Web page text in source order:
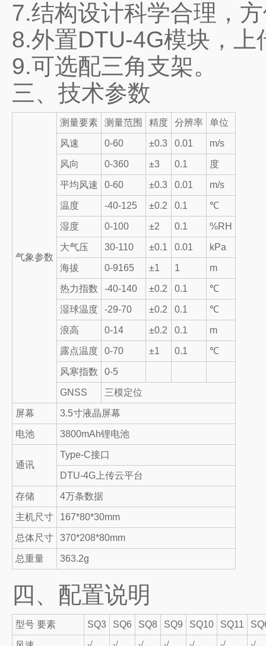
7.结构设计科学合理，
8.外置DTU-4G模块，
9.可选配三角支架。
三、技术参数
气象参数
测量要素 测量范围 精度 分辨率 单位
风速 0-60 ±0.3 0.01 m/s
风向 0-360 ±3 0.1 度
平均风速 0-60 ±0.3 0.01 m/s
温度 -40-125 ±0.2 0.1 ℃
湿度 0-100 ±2 0.1 %RH
大气压 30-110 ±0.1 0.01 kPa
海拔 0-9165 ±1 1 m
热力指数 -40-140 ±0.2 0.1 ℃
湿球温度 -29-70 ±0.2 0.1 ℃
浪高 0-14 ±0.2 0.1 m
露点温度 0-70 ±1 0.1 ℃
风寒指数 0-5
GNSS 三模定位
屏幕 3.5寸液晶屏幕
电池 3800mAh锂电池
通讯
Type-C接口
DTU-4G上传云平台
存储 4万条数据
主机尺寸 167*80*30mm
总体尺寸 370*208*80mm
总重量 363.2g
四、配置说明
型号 要素 SQ3 SQ6 SQ8 SQ9 SQ10 SQ11